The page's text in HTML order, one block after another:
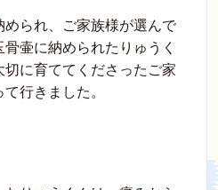
られ、ご家族様が選んで
壷に納められたりゅうく
に育ててくださったご家
行きました。